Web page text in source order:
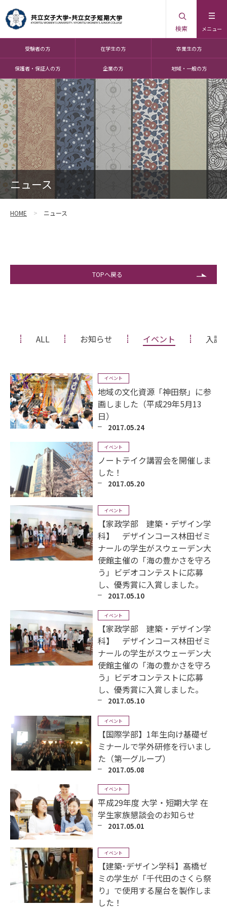
メニュー
検索
受験者の方 在学生の方 卒業生の方
保護者・保証人の方 企業の方 地域・一般の方
ニュース
HOME ニュース
TOPへ戻る
ALL お知らせ イベント 入試
イベント
地域の文化資源「神田祭」に参
画しました（平成29年5月13
日）
2017.05.24
イベント
ノートテイク講習会を開催しま
した！
2017.05.20
イベント
【家政学部 建築・デザイン学
科】 デザインコース林田ゼミ
ナールの学生がスウェーデン大
使館主催の「海の豊かさを守ろ
う」ビデオコンテストに応募
し、優秀賞に入賞しました。
2017.05.10
イベント
【家政学部 建築・デザイン学
科】 デザインコース林田ゼミ
ナールの学生がスウェーデン大
使館主催の「海の豊かさを守ろ
う」ビデオコンテストに応募
し、優秀賞に入賞しました。
2017.05.10
イベント
【国際学部】1年生向け基礎ゼ
ミナールで学外研修を行いまし
た（第一グループ）
2017.05.08
イベント
平成29年度 大学・短期大学 在
学生家族懇談会のお知らせ
2017.05.01
イベント
【建築･デザイン学科】髙橋ゼ
ミの学生が「千代田のさくら祭
り」で使用する屋台を製作しま
した！